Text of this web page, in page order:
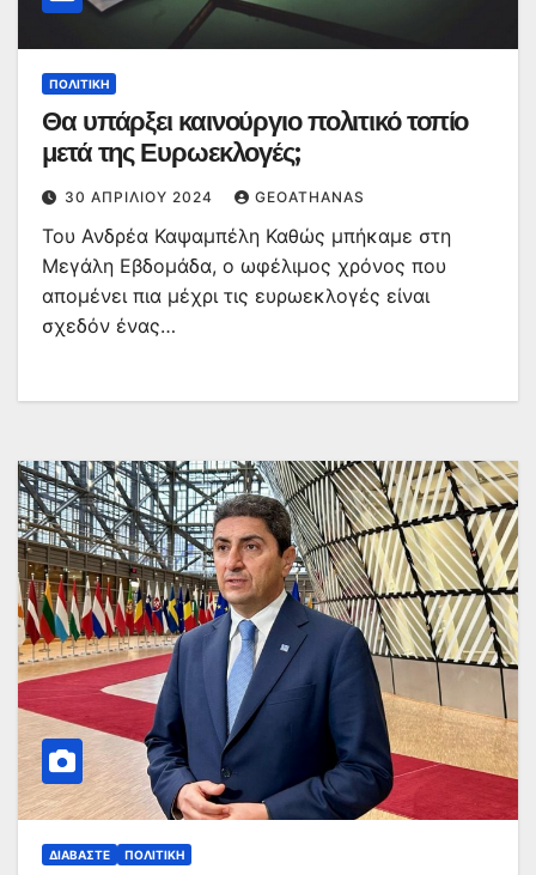
ΠΟΛΙΤΙΚΉ
Θα υπάρξει καινούργιο πολιτικό τοπίο
μετά της Ευρωεκλογές;
30 ΑΠΡΙΛΊΟΥ 2024 GEOATHANAS
Του Ανδρέα Καψαμπέλη Καθώς μπήκαμε στη
Μεγάλη Εβδομάδα, ο ωφέλιμος χρόνος που
απομένει πια μέχρι τις ευρωεκλογές είναι
σχεδόν ένας…
ΔΙΑΒΆΣΤΕ ΠΟΛΙΤΙΚΉ